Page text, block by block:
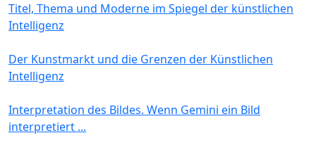
Titel, Thema und Moderne im Spiegel der künstlichen
Intelligenz
Der Kunstmarkt und die Grenzen der Künstlichen
Intelligenz
Interpretation des Bildes. Wenn Gemini ein Bild
interpretiert ...